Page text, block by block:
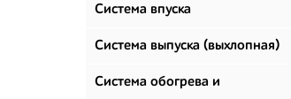
Система впуска
Система выпуска (выхлопная)
Система обогрева и